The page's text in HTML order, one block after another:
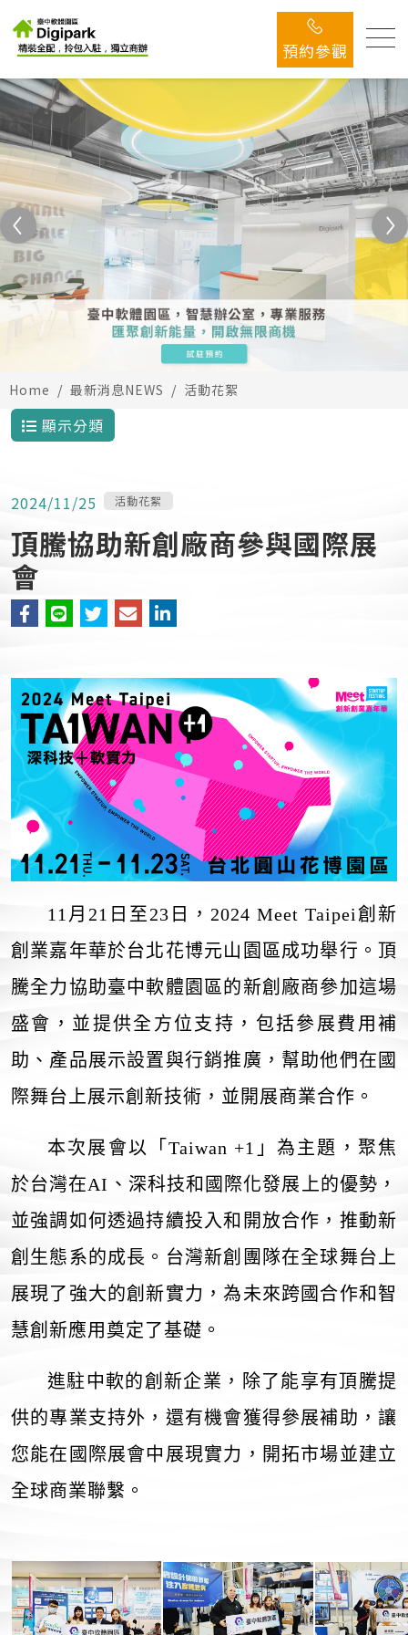
預約參觀
Home 最新消息NEWS 活動花絮
顯示分類
2024/11/25 活動花絮
頂騰協助新創廠商參與國際展
會
11月21日至23日，2024 Meet Taipei創新
創業嘉年華於台北花博元山園區成功舉行。頂
騰全力協助臺中軟體園區的新創廠商參加這場
盛會，並提供全方位支持，包括參展費用補
助、產品展示設置與行銷推廣，幫助他們在國
際舞台上展示創新技術，並開展商業合作。
本次展會以「Taiwan +1」為主題，聚焦
於台灣在AI、深科技和國際化發展上的優勢，
並強調如何透過持續投入和開放合作，推動新
創生態系的成長。台灣新創團隊在全球舞台上
展現了強大的創新實力，為未來跨國合作和智
慧創新應用奠定了基礎。
進駐中軟的創新企業，除了能享有頂騰提
供的專業支持外，還有機會獲得參展補助，讓
您能在國際展會中展現實力，開拓市場並建立
全球商業聯繫。